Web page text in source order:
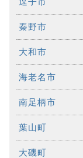
秦野市
大和市
海老名市
南足柄市
葉山町
大磯町